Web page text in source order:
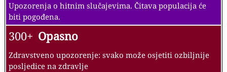
Upozorenja o hitnim slučajevima. Čitava populacija će
biti pogođena.
300+ Opasno
Zdravstveno upozorenje: svako može osjetiti ozbiljnije
posljedice na zdravlje